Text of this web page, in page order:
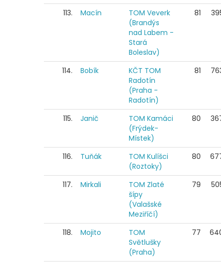
113. Macín
TOM Veverk
(Brandýs
nad Labem -
Stará
Boleslav)
81
114. Bobík
KČT TOM
Radotín
(Praha -
Radotín)
81
115. Janič
TOM Kamáci
(Frýdek-
Místek)
80
116. Tuňák
TOM Kulíšci
(Roztoky)
80
117. Mirkali
TOM Zlaté
šípy
(Valašské
Meziříčí)
79
118. Mojito
TOM
Světlušky
(Praha)
77